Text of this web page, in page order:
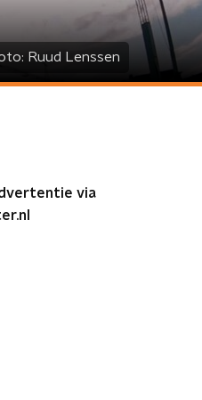
Ruud Lenssen
via